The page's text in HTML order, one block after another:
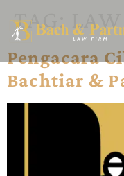
TAG:
Pengacara
Bachtiar &